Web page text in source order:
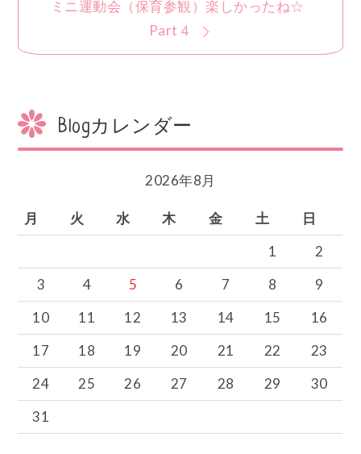
シ
ミニ運動会（保育参観）楽しかったね☆
Part４
Blogカレンダー
2026年8月
月 火 水 木 金 土
日
1
2
3
4 5 6 7 8
9
10
11 12 13 14 15
16
17
18 19 20 21 22
23
24
25 26 27 28 29
30
31